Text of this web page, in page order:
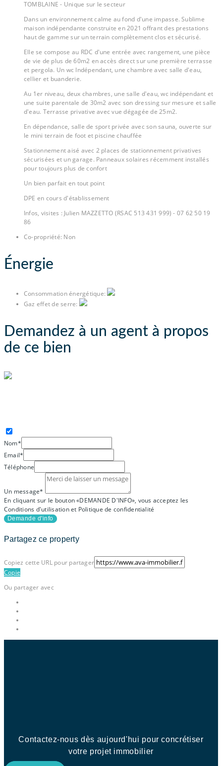
TOMBLAINE - Unique sur le secteur
Dans un environnement calme au fond d'une impasse. Sublime
maison indépendante construite en 2021 offrant des prestations
haut de gamme sur un terrain complètement clos et sécurisé.
Elle se compose au RDC d'une entrée avec rangement, une pièce
de vie de plus de 60m2 en accès direct sur une première terrasse
et pergola. Un wc Indépendant, une chambre avec salle d'eau,
cellier et buanderie.
Au 1er niveau, deux chambres, une salle d'eau, wc indépendant et
une suite parentale de 30m2 avec son dressing sur mesure et salle
d'eau. Terrasse privative avec vue dégagée de 25m2.
En dépendance, salle de sport privée avec son sauna, ouverte sur
le mini terrain de foot et piscine chauffée
Stationnement aisé avec 2 places de stationnement privatives
sécurisées et un garage. Panneaux solaires récemment installés
pour toujours plus de confort
Un bien parfait en tout point
DPE en cours d'établissement
Infos, visites : Julien MAZZETTO (RSAC 513 431 999) - 07 62 50 19
86
Co-propriété: Non
Énergie
Consommation énergétique:
Gaz effet de serre:
Demandez à un agent à propos
de ce bien
Nom*
Email*
Téléphone
Un message*
En cliquant sur le bouton «DEMANDE D'INFO», vous acceptez les
Conditions d'utilisation et Politique de confidentialité
Demande d'info
Partagez ce property
Copiez cette URL pour partager
Copie
Ou partager avec
Contactez-nous dès aujourd'hui pour concrétiser
votre projet immobilier